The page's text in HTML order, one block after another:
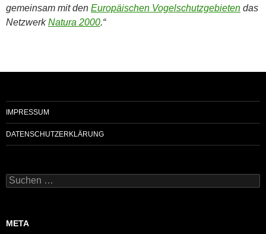
gemeinsam mit den Europäischen Vogelschutzgebieten das
NetzwerkNatura 2000.“
IMPRESSUM
DATENSCHUTZERKLÄRUNG
Suchen
nach:
META